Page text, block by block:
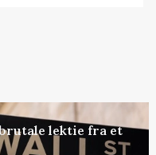
lektie fra et